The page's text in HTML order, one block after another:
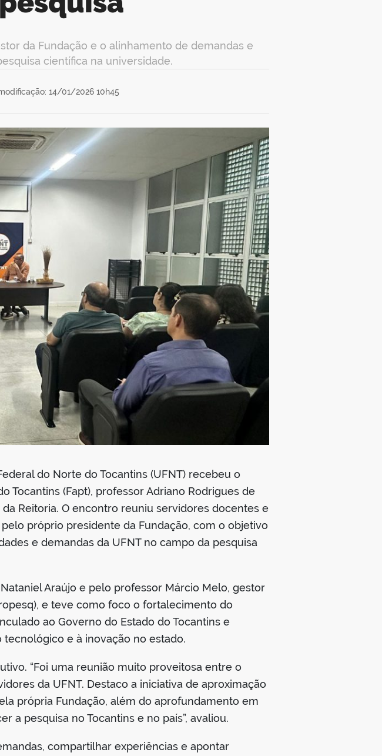
da Fundação e o alinhamento de demandas e
científica na universidade.
14/01/2026 10h45
do Norte do Tocantins (UFNT) recebeu o
Tocantins (Fapt), professor Adriano Rodrigues de
Reitoria. O encontro reuniu servidores docentes e
próprio presidente da Fundação, com o objetivo
e demandas da UFNT no campo da pesquisa
Araújo e pelo professor Márcio Melo, gestor
e teve como foco o fortalecimento do
ao Governo do Estado do Tocantins e
e à inovação no estado.
“Foi uma reunião muito proveitosa entre o
da UFNT. Destaco a iniciativa de aproximação
própria Fundação, além do aprofundamento em
a pesquisa no Tocantins e no país”, avaliou.
compartilhar experiências e apontar